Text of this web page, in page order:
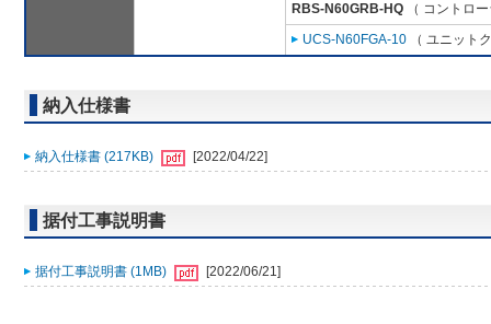
RBS-N60GRB-HQ （ コントロ
UCS-N60FGA-10 （ ユニット
納入仕様書
納入仕様書 (217KB) [2022/04/22]
据付工事説明書
据付工事説明書 (1MB) [2022/06/21]